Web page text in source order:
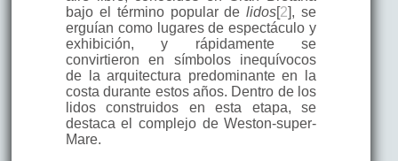
bajo el término popular delidos[2], se
erguían como lugares de espectáculo y
exhibición, y rápidamente se
convirtieron en símbolos inequívocos
de la arquitectura predominante en la
costa durante estos años. Dentro de los
lidos construidos en esta etapa, se
destaca el complejo de Weston-super-
Mare.